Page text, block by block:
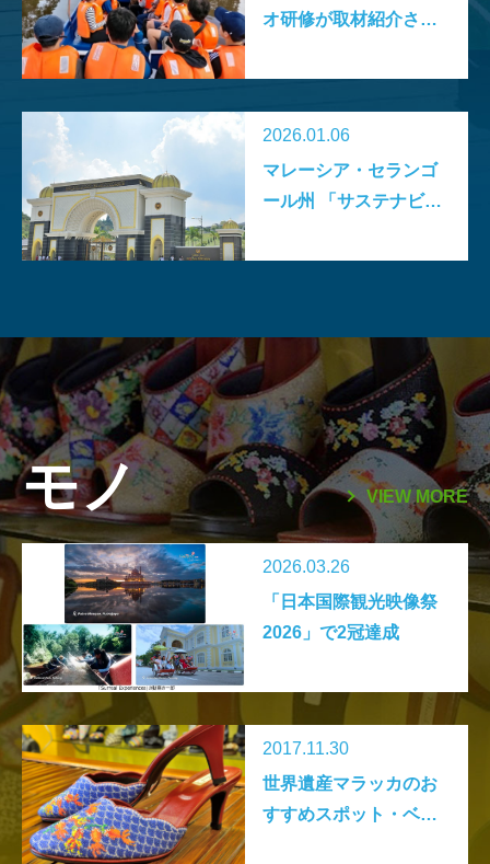
オ研修が取材紹介され
2026.01.06
マレーシア・セランゴ
ール州 「サステナビリ
Fee）」導入について
モノ VIEW MORE
2026.03.26
「日本国際観光映像祭
2026」で2冠達成
2017.11.30
世界遺産マラッカのお
すすめスポット・ベス